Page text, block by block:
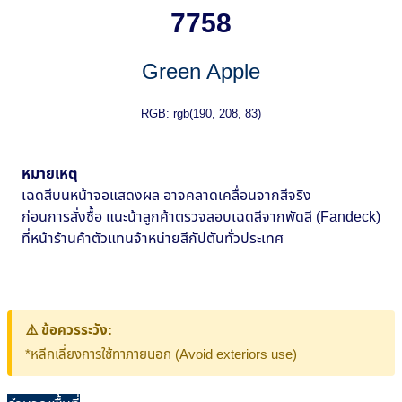
7758
Green Apple
RGB: rgb(190, 208, 83)
หมายเหตุ
เฉดสีบนหน้าจอแสดงผล อาจคลาดเคลื่อนจากสีจริง
ก่อนการสั่งซื้อ แนะน้าลูกค้าตรวจสอบเฉดสีจากพัดสี (Fandeck)
ที่หน้าร้านค้าตัวแทนจ้าหน่ายสีกัปตันทั่วประเทศ
⚠️ ข้อควรระวัง:
*หลีกเลี่ยงการใช้ทาภายนอก (Avoid exteriors use)